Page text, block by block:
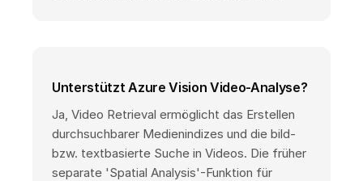
Unterstützt Azure Vision Video-Analyse?
Ja, Video Retrieval ermöglicht das Erstellen
durchsuchbarer Medienindizes und die bild-
bzw. textbasierte Suche in Videos. Die früher
separate 'Spatial Analysis'-Funktion für